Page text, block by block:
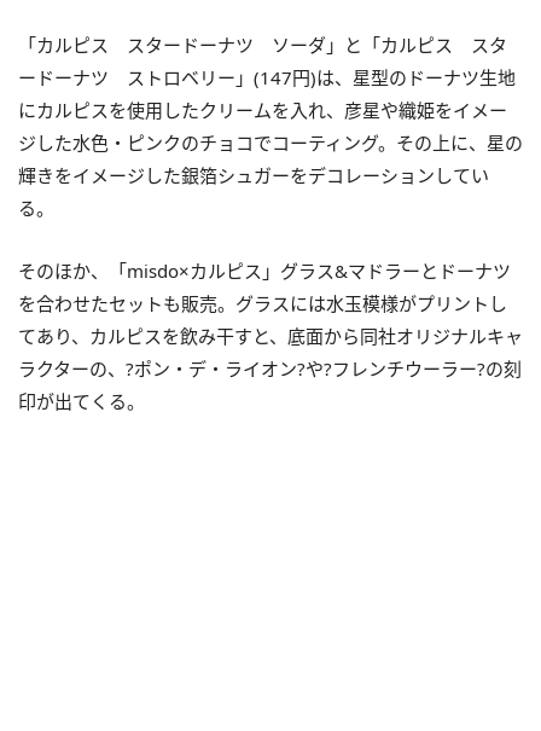
「カルピス スタードーナツ ソーダ」と「カルピス スタ
ードーナツ ストロベリー」(147円)は、星型のドーナツ生地
にカルピスを使用したクリームを入れ、彦星や織姫をイメー
ジした水色・ピンクのチョコでコーティング。その上に、星の
輝きをイメージした銀箔シュガーをデコレーションしてい
る。
そのほか、「misdo×カルピス」グラス&マドラーとドーナツ
を合わせたセットも販売。グラスには水玉模様がプリントし
てあり、カルピスを飲み干すと、底面から同社オリジナルキャ
ラクターの、?ポン・デ・ライオン?や?フレンチウーラー?の刻
印が出てくる。